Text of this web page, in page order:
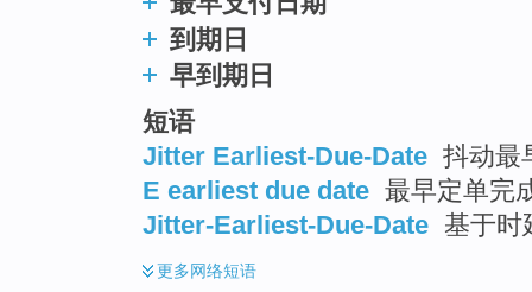
到期日
早到期日
短语
Jitter Earliest-Due-Date 抖动最
E earliest due date 最早定单完
Jitter-Earliest-Due-Date 基于时
更多网络短语